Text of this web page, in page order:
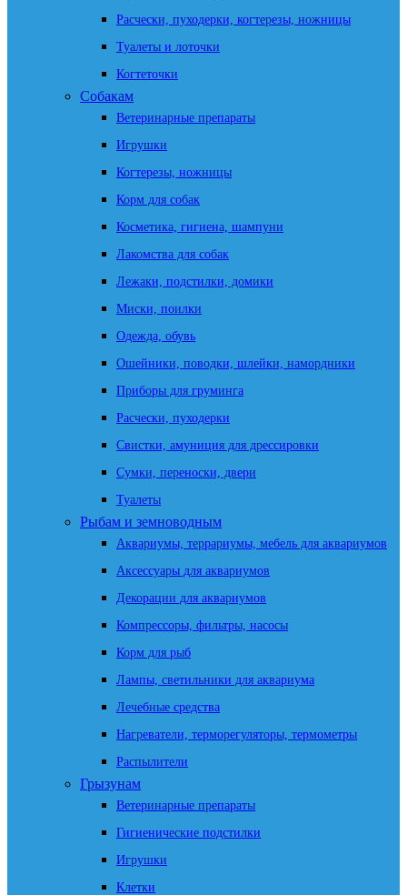
Расчески, пуходерки, когтерезы, ножницы
Туалеты и лоточки
Когтеточки
Собакам
Ветеринарные препараты
Игрушки
Когтерезы, ножницы
Корм для собак
Косметика, гигиена, шампуни
Лакомства для собак
Лежаки, подстилки, домики
Миски, поилки
Одежда, обувь
Ошейники, поводки, шлейки, намордники
Приборы для груминга
Расчески, пуходерки
Свистки, амуниция для дрессировки
Сумки, переноски, двери
Туалеты
Рыбам и земноводным
Аквариумы, террариумы, мебель для аквариумов
Аксессуары для аквариумов
Декорации для аквариумов
Компрессоры, фильтры, насосы
Корм для рыб
Лампы, светильники для аквариума
Лечебные средства
Нагреватели, терморегуляторы, термометры
Распылители
Грызунам
Ветеринарные препараты
Гигиенические подстилки
Игрушки
Клетки